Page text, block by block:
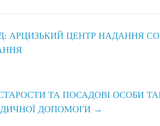
АРЦИЗЬКИЙ ЦЕНТР НАДАННЯ
ТА ПОСАДОВІ ОСОБИ
ДОПОМОГИ →